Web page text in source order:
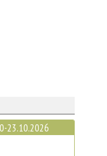
23.10.2026